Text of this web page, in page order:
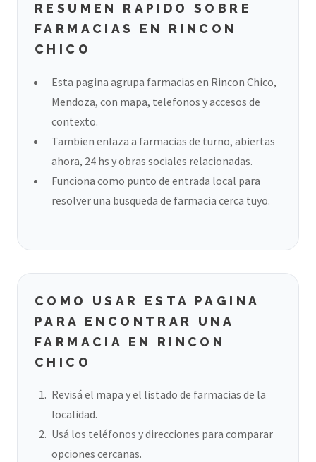
RESUMEN RAPIDO SOBRE
FARMACIAS EN RINCON
CHICO
Esta pagina agrupa farmacias en Rincon Chico,
Mendoza, con mapa, telefonos y accesos de
contexto.
Tambien enlaza a farmacias de turno, abiertas
ahora, 24 hs y obras sociales relacionadas.
Funciona como punto de entrada local para
resolver una busqueda de farmacia cerca tuyo.
COMO USAR ESTA PAGINA
PARA ENCONTRAR UNA
FARMACIA EN RINCON
CHICO
Revisá el mapa y el listado de farmacias de la
localidad.
Usá los teléfonos y direcciones para comparar
opciones cercanas.